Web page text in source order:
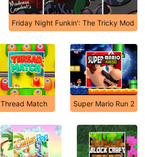
Friday Night Funkin': The Tricky Mod
Thread Match Super Mario Run 2